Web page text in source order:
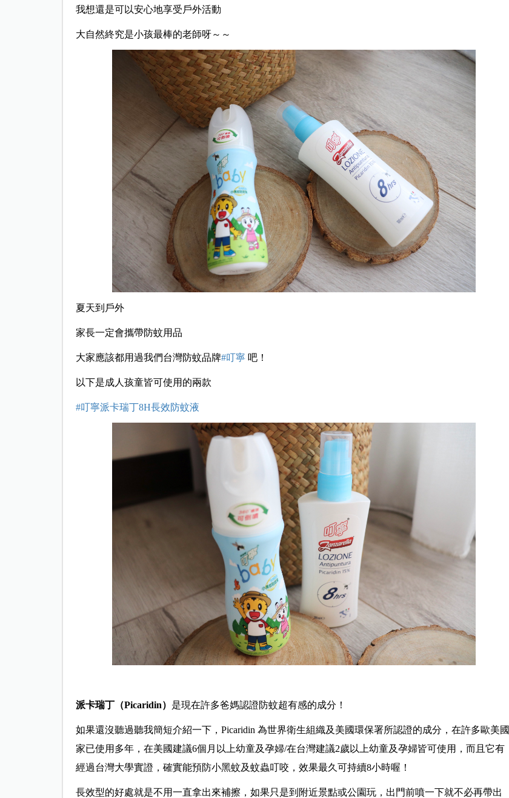
我想還是可以安心地享受戶外活動
大自然終究是小孩最棒的老師呀～～
夏天到戶外
家長一定會攜帶防蚊用品
大家應該都用過我們台灣防蚊品牌#叮寧吧！
以下是成人孩童皆可使用的兩款
#叮寧派卡瑞丁8H長效防蚊液
派卡瑞丁（Picaridin） 是現在許多爸媽認證防蚊超有感的成分！
如果還沒聽過聽我簡短介紹一下，Picaridin 為世界衛生組織及美國環保署所認證的成分，在許多歐美國
家已使用多年，在美國建議6個月以上幼童及孕婦/在台灣建議2歲以上幼童及孕婦皆可使用，而且它有
經過台灣大學實證，確實能預防小黑蚊及蚊蟲叮咬，效果最久可持續8小時喔！
長效型的好處就是不用一直拿出來補擦，如果只是到附近景點或公園玩，出門前噴一下就不必再帶出